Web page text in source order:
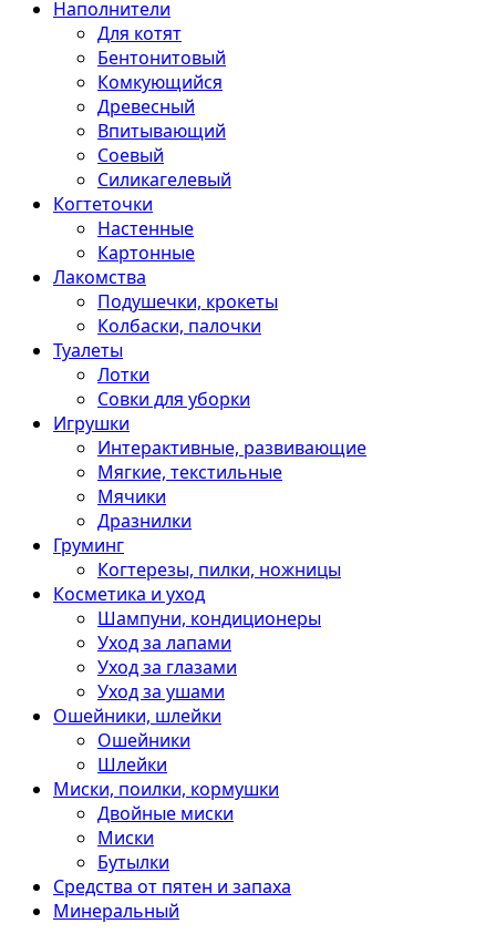
Наполнители
Для котят
Бентонитовый
Комкующийся
Древесный
Впитывающий
Соевый
Силикагелевый
Когтеточки
Настенные
Картонные
Лакомства
Подушечки, крокеты
Колбаски, палочки
Туалеты
Лотки
Совки для уборки
Игрушки
Интерактивные, развивающие
Мягкие, текстильные
Мячики
Дразнилки
Груминг
Когтерезы, пилки, ножницы
Косметика и уход
Шампуни, кондиционеры
Уход за лапами
Уход за глазами
Уход за ушами
Ошейники, шлейки
Ошейники
Шлейки
Миски, поилки, кормушки
Двойные миски
Миски
Бутылки
Средства от пятен и запаха
Минеральный